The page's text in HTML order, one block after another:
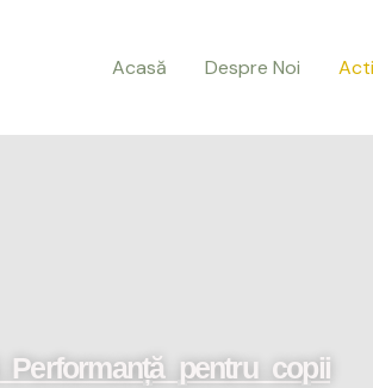
Acasă Despre Noi
Performanță pentru copii